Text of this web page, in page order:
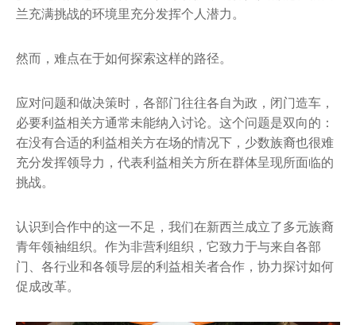
兰充满挑战的环境里充分发挥个人潜力。
然而，难点在于如何探索这样的路径。
应对问题和做决策时，各部门往往各自为政，闭门造车，
必要利益相关方通常未能纳入讨论。这个问题是双向的：
在没有合适的利益相关方在场的情况下，少数族裔也很难
充分发挥领导力，代表利益相关方所在群体呈现所面临的
挑战。
认识到合作中的这一不足，我们在新西兰成立了多元族裔
青年领袖组织。作为非营利组织，它致力于与来自各部
门、各行业和各领导层的利益相关者合作，协力探讨如何
促成改革。